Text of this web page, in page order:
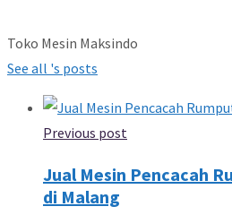
Toko Mesin Maksindo
See all 's posts
Previous post
Jual Mesin Pencacah
di Malang